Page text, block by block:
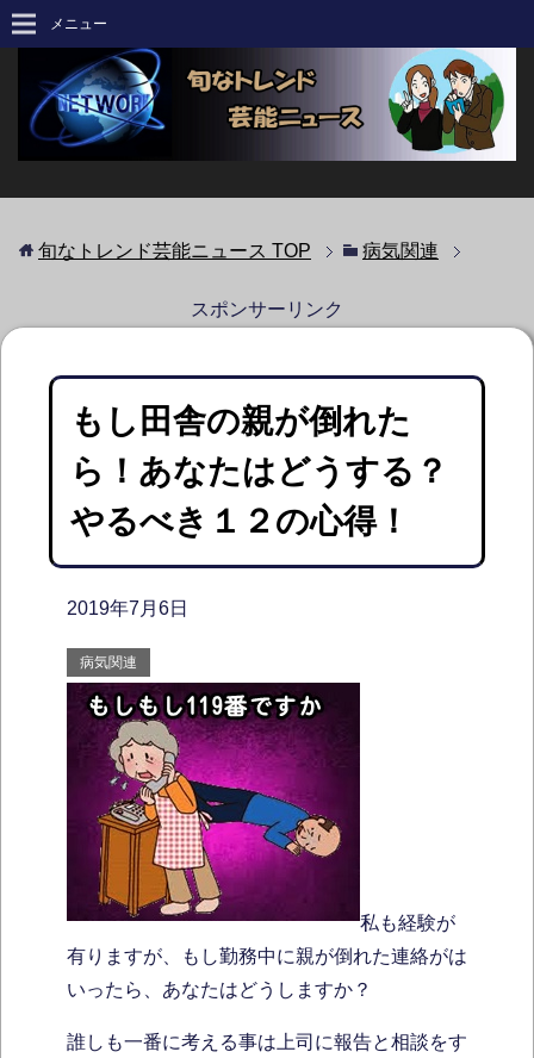
メニュー
旬なトレンド芸能ニュース TOP 病気関連
スポンサーリンク
もし田舎の親が倒れた
ら！あなたはどうする？
やるべき１２の心得！
2019年7月6日
病気関連
私も経験が
有りますが、もし勤務中に親が倒れた連絡がは
いったら、あなたはどうしますか？
誰しも一番に考える事は上司に報告と相談をす